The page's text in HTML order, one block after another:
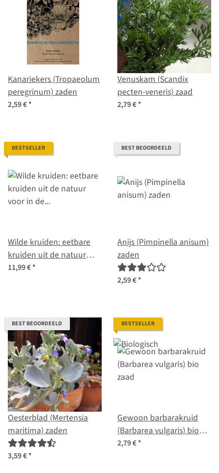
Kanariekers (Tropaeolum
peregrinum) zaden
2,59 €*
Venuskam (Scandix
pecten-veneris) zaad
2,79 €*
BESTSELLER
Wilde kruiden: eetbare
kruiden uit de natuur
voor in de keuken, thee
11,99 €*
BEST BEOORDEELD
Anijs (Pimpinella anisum)
zaden
2,59 €*
BEST BEOORDEELD
Oesterblad (Mertensia
maritima) zaden
3,59 €*
BESTSELLER
Gewoon barbarakruid
(Barbarea vulgaris) bio
zaad
2,79 €*